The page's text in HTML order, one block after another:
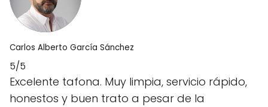
Carlos Alberto García Sánchez
5/5
Excelente tafona. Muy limpia, servicio rápido,
honestos y buen trato a pesar de la